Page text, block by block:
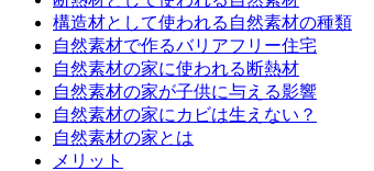
構造材として使われる自然素材の種類
自然素材で作るバリアフリー住宅
自然素材の家に使われる断熱材
自然素材の家が子供に与える影響
自然素材の家にカビは生えない？
自然素材の家とは
メリット